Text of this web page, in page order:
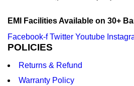
EMI Facilities Available on 30+
Facebook-f Twitter Youtube
POLICIES
Returns & Refund
Warranty Policy